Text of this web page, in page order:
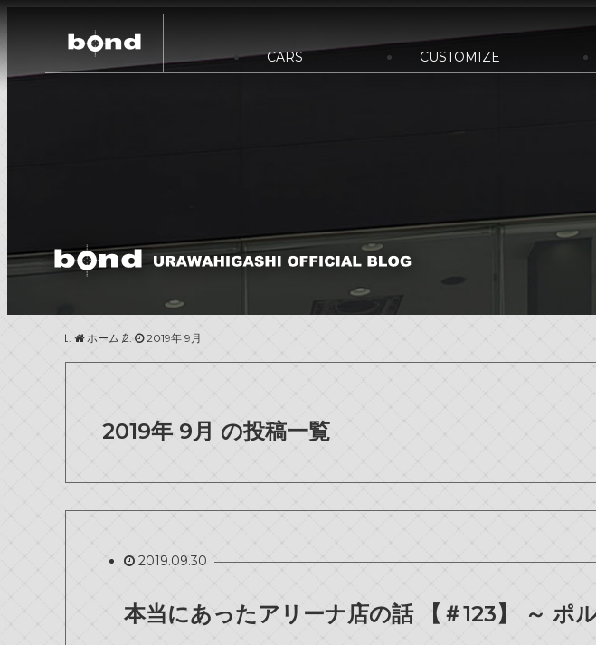
CARS CUSTOMIZE
ホーム / 2019年 9月
2019年 9月 の投稿一覧
2019.09.30
本当にあったアリーナ店の話 【＃123】 ～ ポ